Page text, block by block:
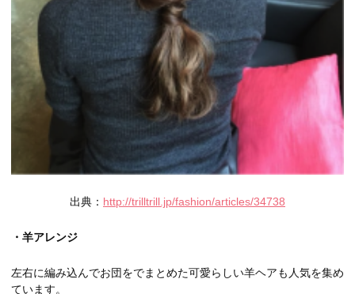
出典： http://trilltrill.jp/fashion/articles/34738
・羊アレンジ
左右に編み込んでお団をでまとめた可愛らしい羊ヘアも人気を集め
ています。